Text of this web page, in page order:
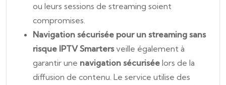
ou leurs sessions de streaming soient
compromises.
Navigation sécurisée pour un streaming sans
risque IPTV Smartersveille également à
garantir une navigation sécurisée lors de la
diffusion de contenu. Le service utilise des